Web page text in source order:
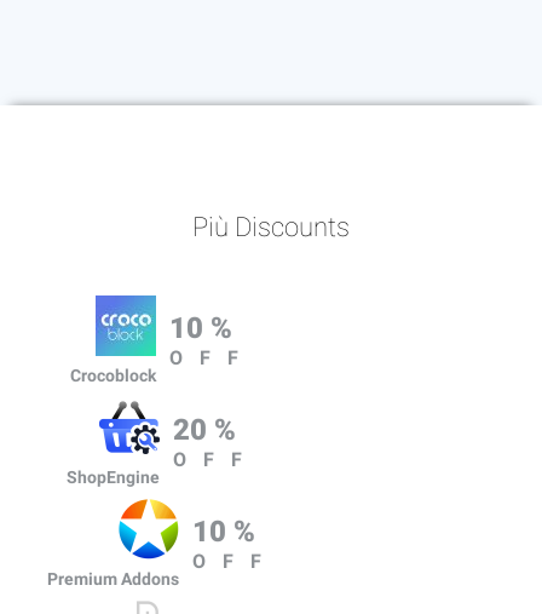
Più Discounts
Crocoblock
10 %
OFF
ShopEngine
20 %
OFF
Premium Addons
10 %
OFF